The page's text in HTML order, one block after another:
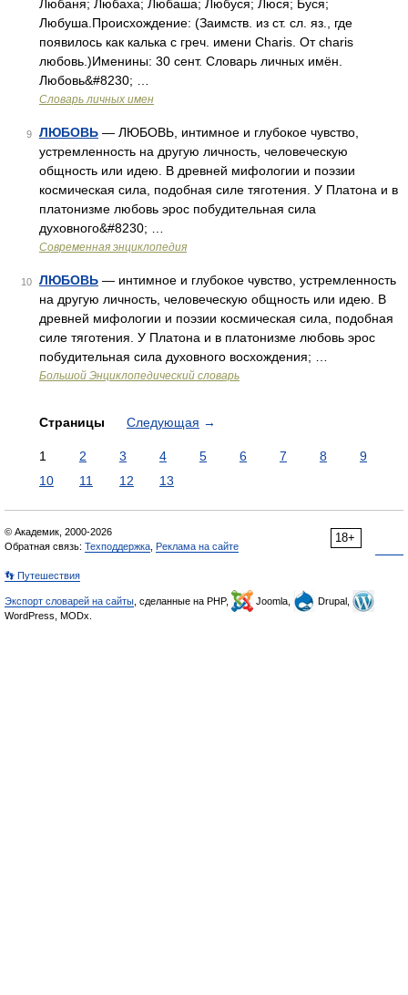
Любаня; Любаха; Любаша; Любуся; Люся; Буся;
Любуша.Происхождение: (Заимств. из ст. сл. яз., где
появилось как калька с греч. имени Charis. От charis
любовь.)Именины: 30 сент. Словарь личных имён.
Любовь&#8230; …
Словарь личных имен
9 ЛЮБОВЬ — ЛЮБОВЬ, интимное и глубокое чувство,
устремленность на другую личность, человеческую
общность или идею. В древней мифологии и поэзии
космическая сила, подобная силе тяготения. У Платона и в
платонизме любовь эрос побудительная сила
духовного&#8230; …
Современная энциклопедия
10 ЛЮБОВЬ — интимное и глубокое чувство, устремленность
на другую личность, человеческую общность или идею. В
древней мифологии и поэзии космическая сила, подобная
силе тяготения. У Платона и в платонизме любовь эрос
побудительная сила духовного восхождения; …
Большой Энциклопедический словарь
Страницы Следующая →
1 2 3 4 5 6 7 8
9
10
11 12 13
18+
© Академик, 2000-2026
Обратная связь: Техподдержка Реклама на сайте
👣 Путешествия
Экспорт словарей на сайты , сделанные на PHP, Joomla,
Drupal,
WordPress, MODx.